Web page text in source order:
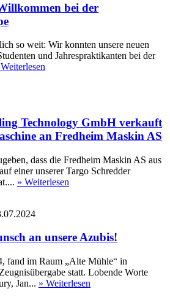
bei der
so weit: Wir konnten unsere neuen
und Jahrespraktikanten bei der
Technology GmbH verkauft
an Fredheim Maskin AS
dass die Fredheim Maskin AS aus
einer unserer Targo Schredder
» Weiterlesen
an unsere Azubis!
fand im Raum „Alte Mühle“ in
statt. Lobende Worte
Jan... » Weiterlesen